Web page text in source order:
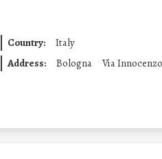
Country:
Italy
Address:
Bologna Via